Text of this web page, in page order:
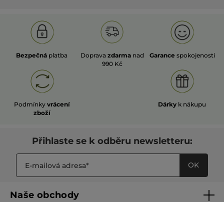
Bezpečná platba Doprava zdarma nad
990 Kč
Garance spokojenosti
Podmínky vrácení
zboží
Dárky k nákupu
Přihlaste se k odběru newsletteru:
OK
Naše obchody